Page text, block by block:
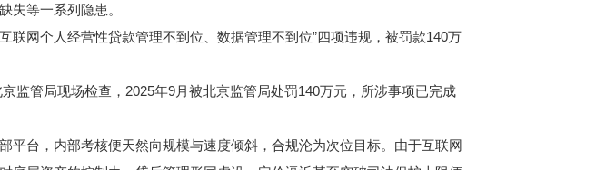
失等一系列隐患。
网个人经营性贷款管理不到位、数据管理不到位”四项违规，被罚款140万
管局现场检查，2025年9月被北京监管局处罚140万元，所涉事项已完成
台，内部考核便天然向规模与速度倾斜，合规沦为次位目标。由于互联网